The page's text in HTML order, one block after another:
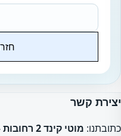
יצירת קשר
כתובתנו:
מוטי